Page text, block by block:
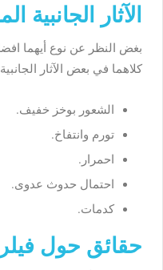
الآثار الجانبية
بغض النظر عن نوع أيهما
كلاهما في بعض الآثار
الشعور بوخز خفيف.
تورم وانتفاخ.
احمرار.
احتمال حدوث عدوى.
كدمات.
حقائق حول